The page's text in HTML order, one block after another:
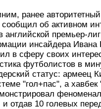
ранее
об активном
английской премьер-
инсайдера Ивана
в сферу своих
футболистов в
статус: армеец
"гол+пас", а
отдав 10 голевых